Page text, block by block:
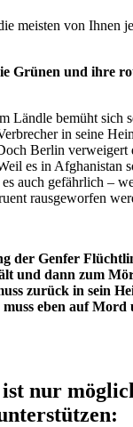
meisten von Ihnen
Grünen und ihre
Ländle bemüht sich
in seine
Berlin verweigert
es in Afghanistan
auch gefährlich –
rausgeworfen
der Genfer
und dann zum
zurück in sein
eben auf Mord
nur